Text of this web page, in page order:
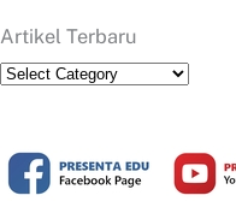
Artikel Terbaru
Artikel
Terbaru